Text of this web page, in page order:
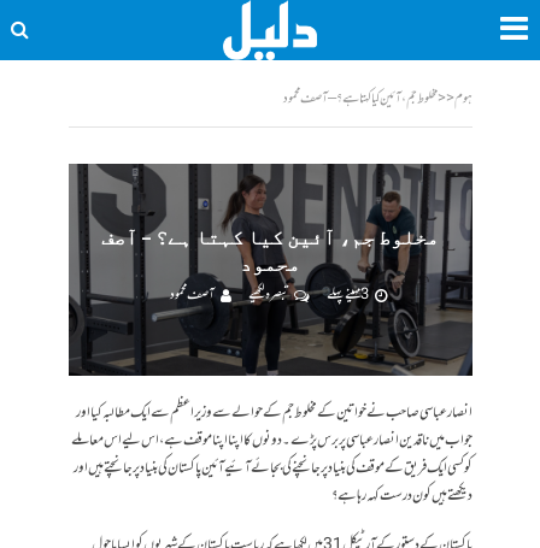
ہوم<<مخلوط جم، آئین کیا کہتا ہے؟ – آصف محمود
مخلوط جم، آئین کیا کہتا ہے؟ – آصف
محمود
3 مہینے پہلے
تبصرہ لکھیے آصف محمود
انصارعباسی صاحب نے خواتین کے مخلوط جم کے حوالے سے وزیر اعظم سے ایک مطالبہ کیا اور
جواب میں ناقدین انصار عباسی پر برس پڑے۔ دونوں کا اپنا اپنا موقف ہے، اس لیے اس معاملے
کو کسی ایک فریق کے موقف کی بنیاد پر جانچنے کی بجائے آئیے آئین پاکستان کی بنیاد پر جانچتے ہیں اور
دیکھتے ہیں کون درست کہہ رہا ہے؟